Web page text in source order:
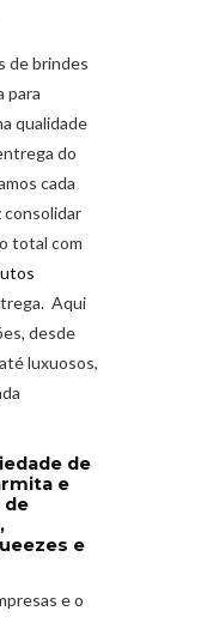
de brindes
para
qualidade
do
cada
consolidar
total com
Aqui
desde
luxuosos,
de
e
de
e
e o